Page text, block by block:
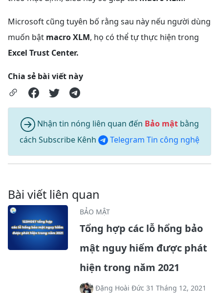
Microsoft cũng tuyên bố rằng sau này nếu người dùng
muốn bật macro XLM, họ có thể tự thực hiện trong
Excel Trust Center.
Chia sẻ bài viết này
Nhận tin nóng liên quan đến Bảo mậtbằng
cách Subscribe Kênh
Telegram Tin công nghệ
Bài viết liên quan
BẢO MẬT
Tổng hợp các lỗ hổng bảo
mật nguy hiểm được phát
hiện trong năm 2021
Đặng Hoài Đức 31 Tháng 12, 2021